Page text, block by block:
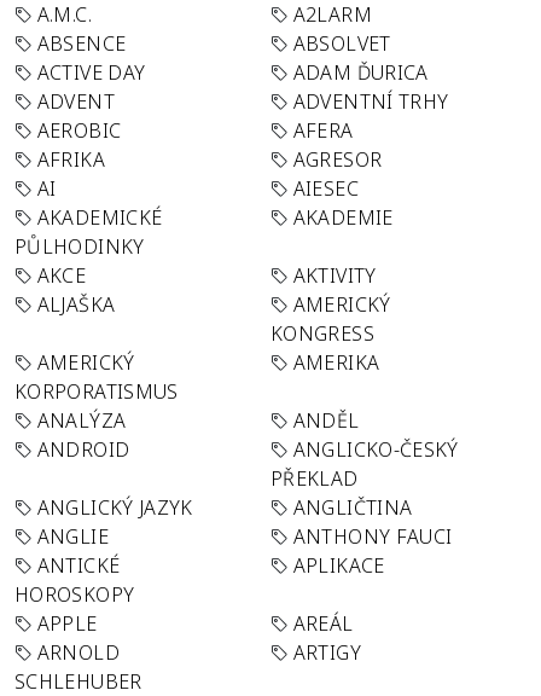
A.M.C.
A2LARM
ABSENCE
ABSOLVET
ACTIVE DAY
ADAM ĎURICA
ADVENT
ADVENTNÍ TRHY
AEROBIC
AFERA
AFRIKA
AGRESOR
AI
AIESEC
AKADEMICKÉ
PŮLHODINKY
AKADEMIE
AKCE
AKTIVITY
ALJAŠKA
AMERICKÝ
KONGRESS
AMERICKÝ
KORPORATISMUS
AMERIKA
ANALÝZA
ANDĚL
ANDROID
ANGLICKO-ČESKÝ
PŘEKLAD
ANGLICKÝ JAZYK
ANGLIČTINA
ANGLIE
ANTHONY FAUCI
ANTICKÉ
HOROSKOPY
APLIKACE
APPLE
AREÁL
ARNOLD
SCHLEHUBER
ARTIGY